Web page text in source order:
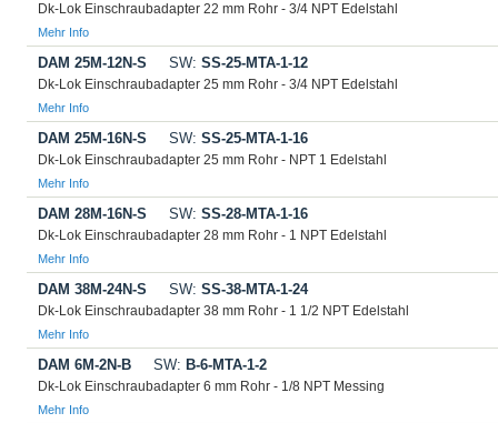
Dk-Lok Einschraubadapter 22 mm Rohr - 3/4 NPT Edelstahl
Mehr Info
DAM 25M-12N-S SW: SS-25-MTA-1-12
Dk-Lok Einschraubadapter 25 mm Rohr - 3/4 NPT Edelstahl
Mehr Info
DAM 25M-16N-S SW: SS-25-MTA-1-16
Dk-Lok Einschraubadapter 25 mm Rohr - NPT 1 Edelstahl
Mehr Info
DAM 28M-16N-S SW: SS-28-MTA-1-16
Dk-Lok Einschraubadapter 28 mm Rohr - 1 NPT Edelstahl
Mehr Info
DAM 38M-24N-S SW: SS-38-MTA-1-24
Dk-Lok Einschraubadapter 38 mm Rohr - 1 1/2 NPT Edelstahl
Mehr Info
DAM 6M-2N-B SW: B-6-MTA-1-2
Dk-Lok Einschraubadapter 6 mm Rohr - 1/8 NPT Messing
Mehr Info